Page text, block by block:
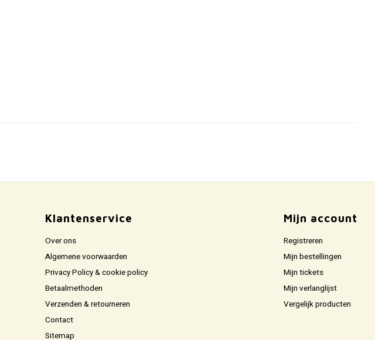
Klantenservice
Over ons
Algemene voorwaarden
Privacy Policy & cookie policy
Betaalmethoden
Verzenden & retourneren
Contact
Sitemap
Mijn account
Registreren
Mijn bestellingen
Mijn tickets
Mijn verlanglijst
Vergelijk producten